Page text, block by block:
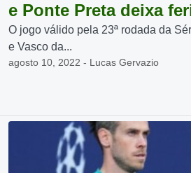
e Ponte Preta deixa
O jogo válido pela 23ª rodada da
e Vasco da...
agosto 10, 2022 - Lucas Gervazio